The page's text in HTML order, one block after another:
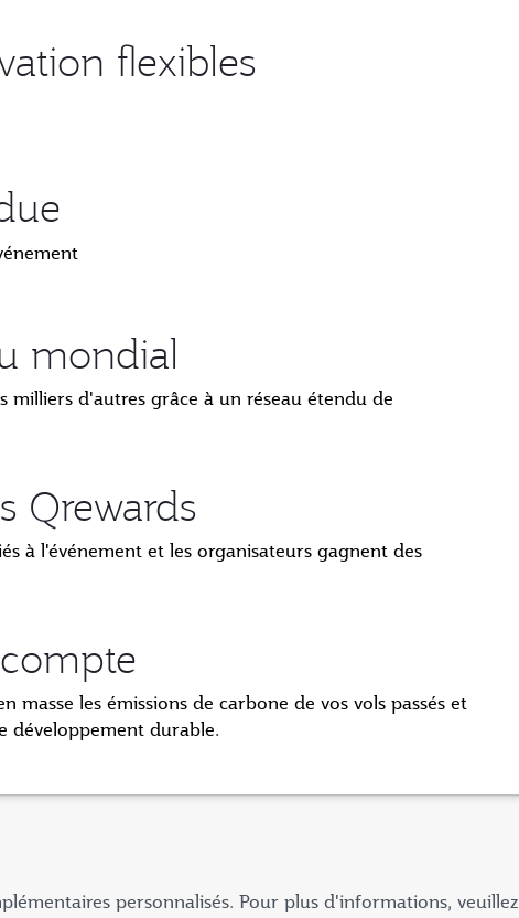
flexibles
mondial
milliers d'autres grâce à un réseau étendu de
Qrewards
à l'événement et les organisateurs gagnent des
masse les émissions de carbone de vos vols passés et
développement durable.
personnalisés. Pour plus d'informations, veuillez